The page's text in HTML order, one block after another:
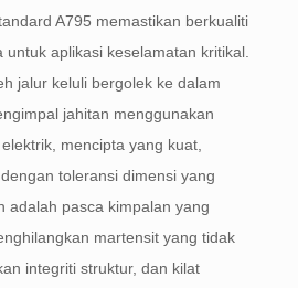
A795 memastikan berkualiti
aplikasi keselamatan kritikal.
jalur keluli bergolek ke dalam
jahitan menggunakan
mencipta yang kuat,
toleransi dimensi yang
adalah pasca kimpalan yang
martensit yang tidak
integriti struktur, dan kilat